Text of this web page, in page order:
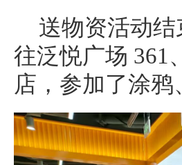
送物资活动
往泛悦广场 361
店，参加了涂